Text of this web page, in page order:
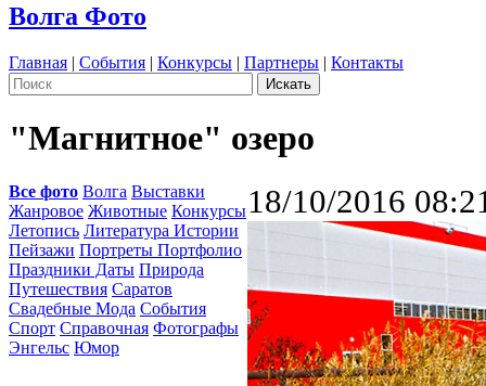
Волга Фото
Главная | События | Конкурсы | Партнеры | Контакты
"Магнитное" озеро
Все фото Волга Выставки
Жанровое Животные Конкурсы
Летопись Литература Истории
Пейзажи Портреты Портфолио
Праздники Даты Природа
Путешествия Саратов
Свадебные Мода События
Спорт Справочная Фотографы
Энгельс Юмор
18/10/2016